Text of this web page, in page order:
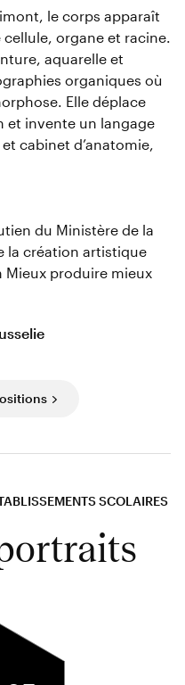
le corps apparaît
organe et racine.
aquarelle et
organiques où
Elle déplace
et invente un langage
cabinet d’anatomie,
du Ministère de la
la création artistique
Mieux produire mieux
SCOLAIRES